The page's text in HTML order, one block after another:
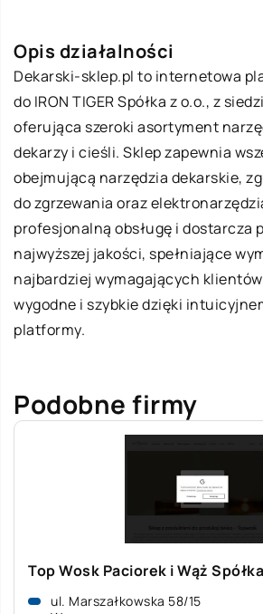
Opis działalności
Dekarski-sklep.pl to internetowa
do IRON TIGER Spółka z o.o., z
oferująca szeroki asortyment
dekarzy i cieśli. Sklep zapewnia
obejmującą narzędzia dekarskie,
do zgrzewania oraz
profesjonalną obsługę i dostarcza
najwyższej jakości, spełniające
najbardziej wymagających
wygodne i szybkie dzięki
platformy.
Podobne firmy
Top Wosk Paciorek i Wąż
ul. Marszałkowska 58/15